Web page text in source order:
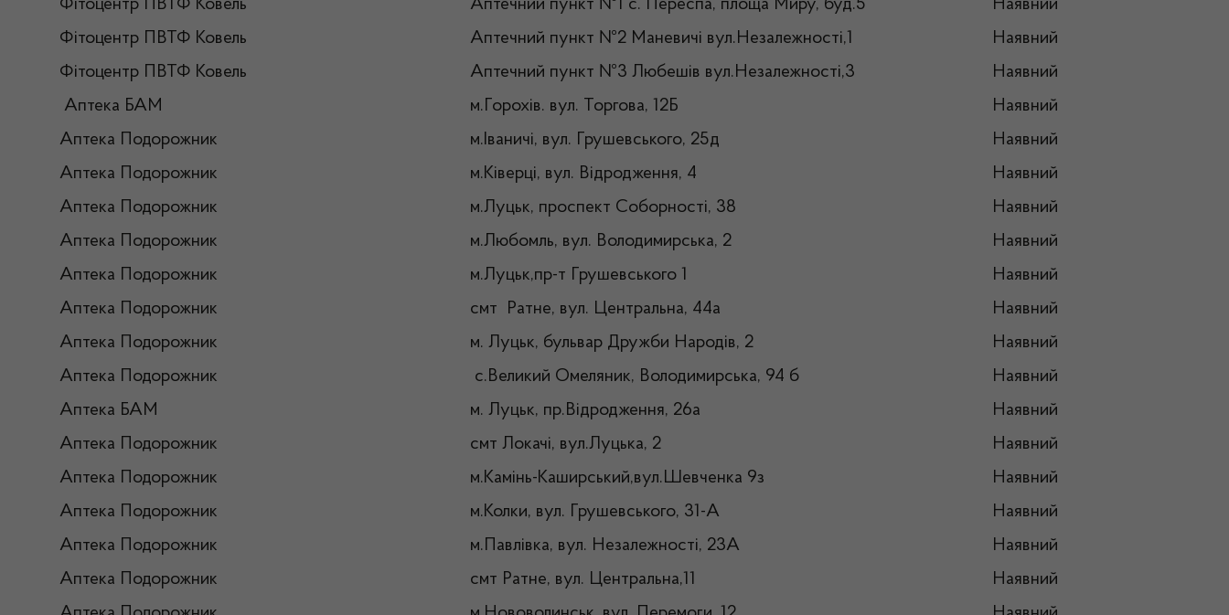
Фітоцентр ПВТФ Ковель
Аптечний пункт №1 с. Переспа, площа Миру, буд.5
Наявний
Фітоцентр ПВТФ Ковель
Аптечний пункт №2 Маневичі вул.Незалежності,1
Наявний
Фітоцентр ПВТФ Ковель
Аптечний пункт №3 Любешів вул.Незалежності,3
Наявний
Аптека БАМ
м.Горохів. вул. Торгова, 12Б
Наявний
Аптека Подорожник
м.Іваничі, вул. Грушевського, 25д
Наявний
Аптека Подорожник
м.Ківерці, вул. Відродження, 4
Наявний
Аптека Подорожник
м.Луцьк, проспект Соборності, 38
Наявний
Аптека Подорожник
м.Любомль, вул. Володимирська, 2
Наявний
Аптека Подорожник
м.Луцьк,пр-т Грушевського 1
Наявний
Аптека Подорожник
смт Ратне, вул. Центральна, 44а
Наявний
Аптека Подорожник
м. Луцьк, бульвар Дружби Народів, 2
Наявний
Аптека Подорожник
с.Великий Омеляник, Володимирська, 94 б
Наявний
Аптека БАМ
м. Луцьк, пр.Відродження, 26а
Наявний
Аптека Подорожник
смт Локачі, вул.Луцька, 2
Наявний
Аптека Подорожник
м.Камінь-Каширський,вул.Шевченка 9з
Наявний
Аптека Подорожник
м.Колки, вул. Грушевського, 31-А
Наявний
Аптека Подорожник
м.Павлівка, вул. Незалежності, 23А
Наявний
Аптека Подорожник
смт Ратне, вул. Центральна,11
Наявний